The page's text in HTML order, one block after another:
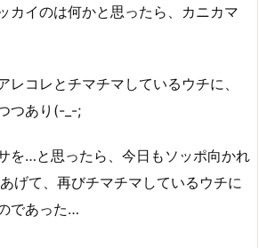
カイのは何かと思ったら、カニカマ
レコレとチマチマしているウチに、
つあり(-_-;
を…と思ったら、今日もソッポ向かれ
げて、再びチマチマしているウチに
であった…